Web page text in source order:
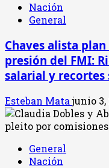
Nación
General
Chaves alista
presión del FMI:
salarial y recortes
Esteban Matajunio 3,
General
Nación